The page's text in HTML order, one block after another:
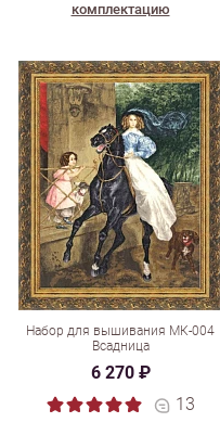
комплектацию
Набор для вышивания МК-004
Всадница
6 270 ₽
13